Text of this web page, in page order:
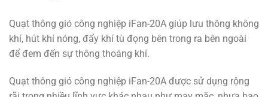
Quạt thông gió công nghiệp iFan-20A giúp lưu thông không
khí, hút khí nóng, đẩy khí tù đọng bên trong ra bên ngoài
để đem đến sự thông thoáng khí.
Quạt thông gió công nghiệp iFan-20A được sử dụng rộng